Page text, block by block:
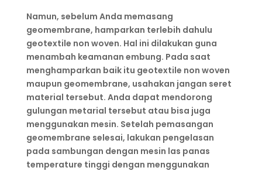
Namun, sebelum Anda memasang
geomembrane, hamparkan terlebih dahulu
geotextile non woven. Hal ini dilakukan guna
menambah keamanan embung. Pada saat
menghamparkan baik itu geotextile non woven
maupun geomembrane, usahakan jangan seret
material tersebut. Anda dapat mendorong
gulungan metarial tersebut atau bisa juga
menggunakan mesin. Setelah pemasangan
geomembrane selesai, lakukan pengelasan
pada sambungan dengan mesin las panas
temperature tinggi dengan menggunakan